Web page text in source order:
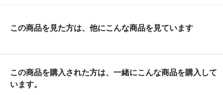
この商品を見た方は、他にこんな商品を見ています
この商品を購入された方は、一緒にこんな商品を購入して
います。